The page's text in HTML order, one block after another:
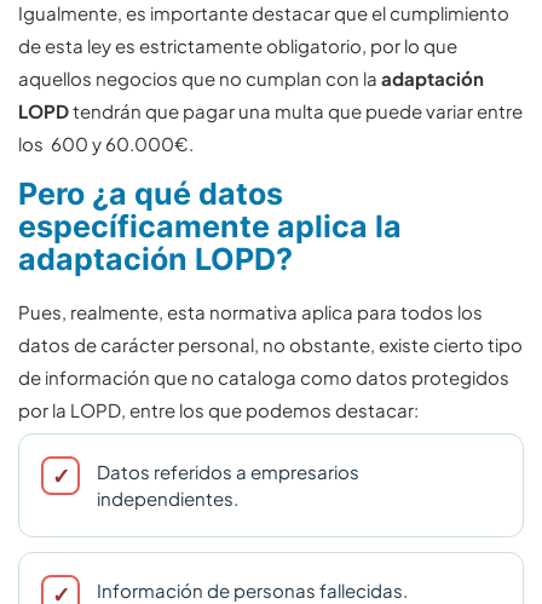
Igualmente, es importante destacar que el cumplimiento
de esta ley es estrictamente obligatorio, por lo que
aquellos negocios que no cumplan con la adaptación
LOPDtendrán que pagar una multa que puede variar entre
los 600 y 60.000€.
Pero ¿a qué datos
específicamente aplica la
adaptación LOPD?
Pues, realmente, esta normativa aplica para todos los
datos de carácter personal, no obstante, existe cierto tipo
de información que no cataloga como datos protegidos
por la LOPD, entre los que podemos destacar:
Datos referidos a empresarios
independientes.
Información de personas fallecidas.